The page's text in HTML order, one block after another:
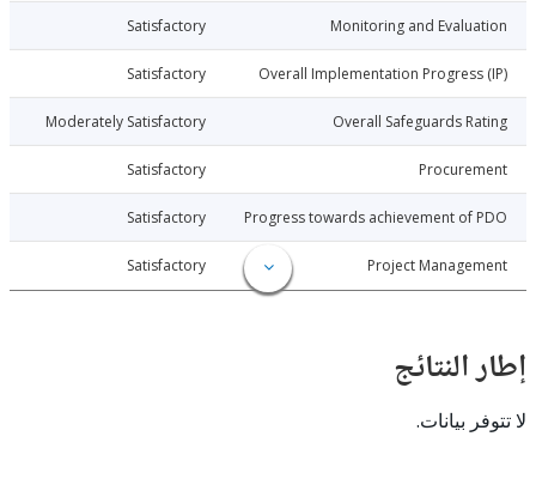
Monitoring and
Satisfactory
Overall Implementation
Satisfactory
Overall Safeguards
Moderately Satisfactory
03-26
Satisfactory
Progress towards achievement of
Satisfactory
Project
Satisfactory
بيانات.